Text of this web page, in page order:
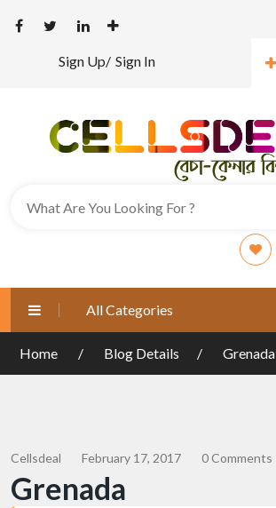
Sign Up/ Sign In
All Categories
Home Blog Details Grenada
Cellsdeal February 17, 2017 0 Comments
Grenada